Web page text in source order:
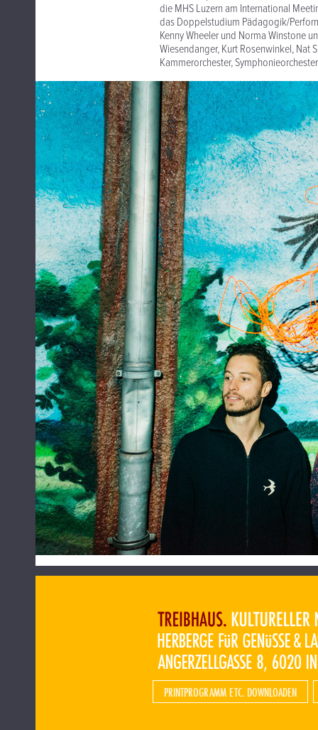
die MHS Luzern am International
das Doppelstudium Pädagogik/
Kenny Wheeler und Norma Winstone
Wiesendanger, Kurt Rosenwinkel, Nat
Kammerorchester,
PRINTPROGRAMM ETC. DOWNLOADEN